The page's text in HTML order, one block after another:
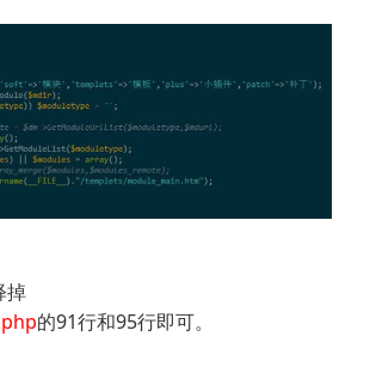
掉
的91行和95行即可。